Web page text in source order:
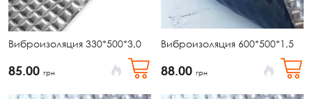
Виброизоляция 330*500*3,0
85.00 грн
Виброизоляция 600*500*1,5
88.00 грн